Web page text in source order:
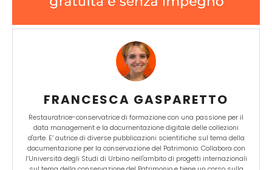
FRANCESCA GASPARETTO
Restauratrice-conservatrice di formazione con una passione per il
data management e la documentazione digitale delle collezioni
d'arte. E’ autrice di diverse pubblicazioni scientifiche sul tema della
documentazione per la conservazione del Patrimonio. Collabora con
l’Università degli Studi di Urbino nell'ambito di progetti internazionali